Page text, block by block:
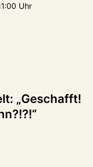
Uhr
„Geschafft!